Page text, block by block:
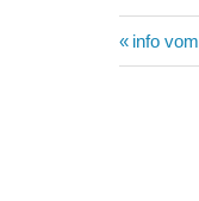
Beitrag:
info